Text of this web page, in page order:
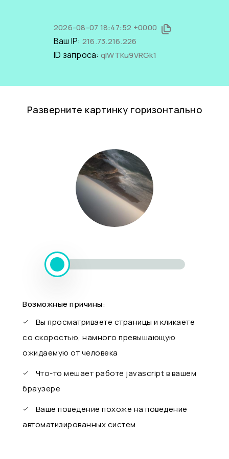
2026-08-07 18:47:52 +0000
Ваш IP: 216.73.216.226
ID запроса: qlWTKu9VRGk1
Разверните картинку горизонтально
Возможные причины:
Вы просматриваете страницы и кликаете
со скоростью, намного превышающую
ожидаемую от человека
Что-то мешает работе javascript в вашем
браузере
Ваше поведение похоже на поведение
автоматизированных систем